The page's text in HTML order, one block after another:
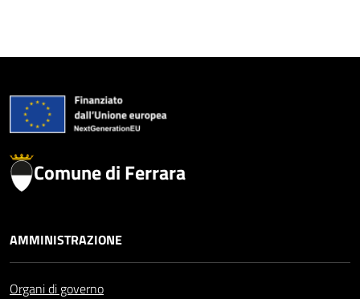
Comune di Ferrara
AMMINISTRAZIONE
Organi di governo